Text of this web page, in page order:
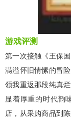
游戏评测
第一次接触《王保
满溢怀旧情愫的冒
领我重返那段纯真
显着厚重的时代韵
店，从采购商品到